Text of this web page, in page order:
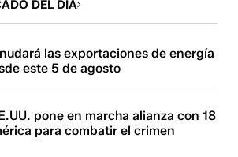
DEL DÍA
las exportaciones de energía
este 5 de agosto
pone en marcha alianza con 18
para combatir el crimen